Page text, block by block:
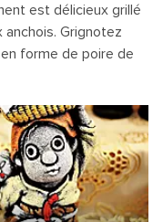
est délicieux grillé
Grignotez
forme de poire de